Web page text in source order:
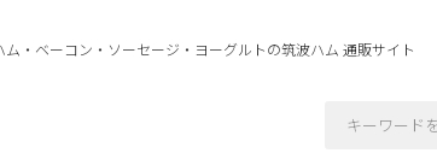
・ベーコン・ソーセージ・ヨーグルトの筑波ハム 通販サイト